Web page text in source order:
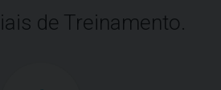
de Treinamento.